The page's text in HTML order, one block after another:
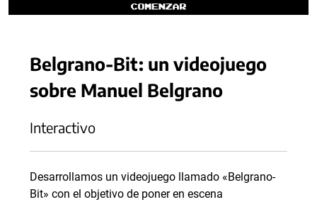
Belgrano-Bit: un videojuego
sobre Manuel Belgrano
Interactivo
Desarrollamos un videojuego llamado «Belgrano-
Bit» con el objetivo de poner en escena